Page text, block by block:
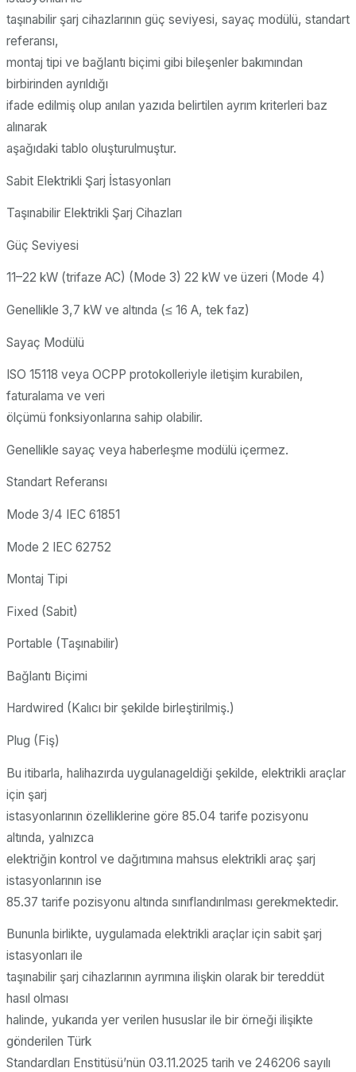
taşınabilir şarj cihazlarının güç seviyesi, sayaç modülü, standart
referansı,
montaj tipi ve bağlantı biçimi gibi bileşenler bakımından
birbirinden ayrıldığı
ifade edilmiş olup anılan yazıda belirtilen ayrım kriterleri baz
alınarak
aşağıdaki tablo oluşturulmuştur.
Sabit Elektrikli Şarj İstasyonları
Taşınabilir Elektrikli Şarj Cihazları
Güç Seviyesi
11–22 kW (trifaze AC) (Mode 3) 22 kW ve üzeri (Mode 4)
Genellikle 3,7 kW ve altında (≤ 16 A, tek faz)
Sayaç Modülü
ISO 15118 veya OCPP protokolleriyle iletişim kurabilen,
faturalama ve veri
ölçümü fonksiyonlarına sahip olabilir.
Genellikle sayaç veya haberleşme modülü içermez.
Standart Referansı
Mode 3/4 IEC 61851
Mode 2 IEC 62752
Montaj Tipi
Fixed (Sabit)
Portable (Taşınabilir)
Bağlantı Biçimi
Hardwired (Kalıcı bir şekilde birleştirilmiş.)
Plug (Fiş)
Bu itibarla, halihazırda uygulanageldiği şekilde, elektrikli araçlar
için şarj
istasyonlarının özelliklerine göre 85.04 tarife pozisyonu
altında, yalnızca
elektriğin kontrol ve dağıtımına mahsus elektrikli araç şarj
istasyonlarının ise
85.37 tarife pozisyonu altında sınıflandırılması gerekmektedir.
Bununla birlikte, uygulamada elektrikli araçlar için sabit şarj
istasyonları ile
taşınabilir şarj cihazlarının ayrımına ilişkin olarak bir tereddüt
hasıl olması
halinde, yukarıda yer verilen hususlar ile bir örneği ilişikte
gönderilen Türk
Standardları Enstitüsü’nün 03.11.2025 tarih ve 246206 sayılı